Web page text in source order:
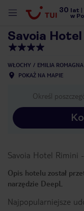
30 lat
w
Savoia
WŁOCHY EMILIA ROMAGNA
POKAŻ NA MAPIE
Określ
Savoia Hotel Rimini -
Opis hotelu został
narzędzie DeepL
Najpopularniejsze